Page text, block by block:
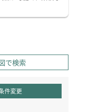
で検索
件変更